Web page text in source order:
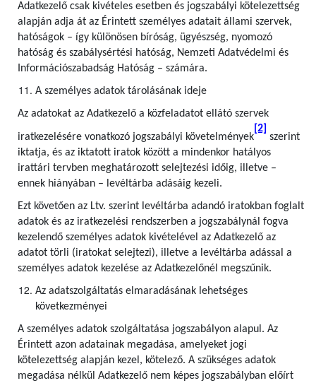
Adatkezelő csak kivételes esetben és jogszabályi kötelezettség
alapján adja át az Érintett személyes adatait állami szervek,
hatóságok – így különösen bíróság, ügyészség, nyomozó
hatóság és szabálysértési hatóság, Nemzeti Adatvédelmi és
Információszabadság Hatóság – számára.
A személyes adatok tárolásának ideje
Az adatokat az Adatkezelő a közfeladatot ellátó szervek
iratkezelésére vonatkozó jogszabályi követelmények
[2]
szerint
iktatja, és az iktatott iratok között a mindenkor hatályos
irattári tervben meghatározott selejtezési időig, illetve –
ennek hiányában – levéltárba adásáig kezeli.
Ezt követően az Ltv. szerint levéltárba adandó iratokban foglalt
adatok és az iratkezelési rendszerben a jogszabálynál fogva
kezelendő személyes adatok kivételével az Adatkezelő az
adatot törli (iratokat selejtezi), illetve a levéltárba adással a
személyes adatok kezelése az Adatkezelőnél megszűnik.
Az adatszolgáltatás elmaradásának lehetséges
következményei
A személyes adatok szolgáltatása jogszabályon alapul. Az
Érintett azon adatainak megadása, amelyeket jogi
kötelezettség alapján kezel, kötelező. A szükséges adatok
megadása nélkül Adatkezelő nem képes jogszabályban előírt